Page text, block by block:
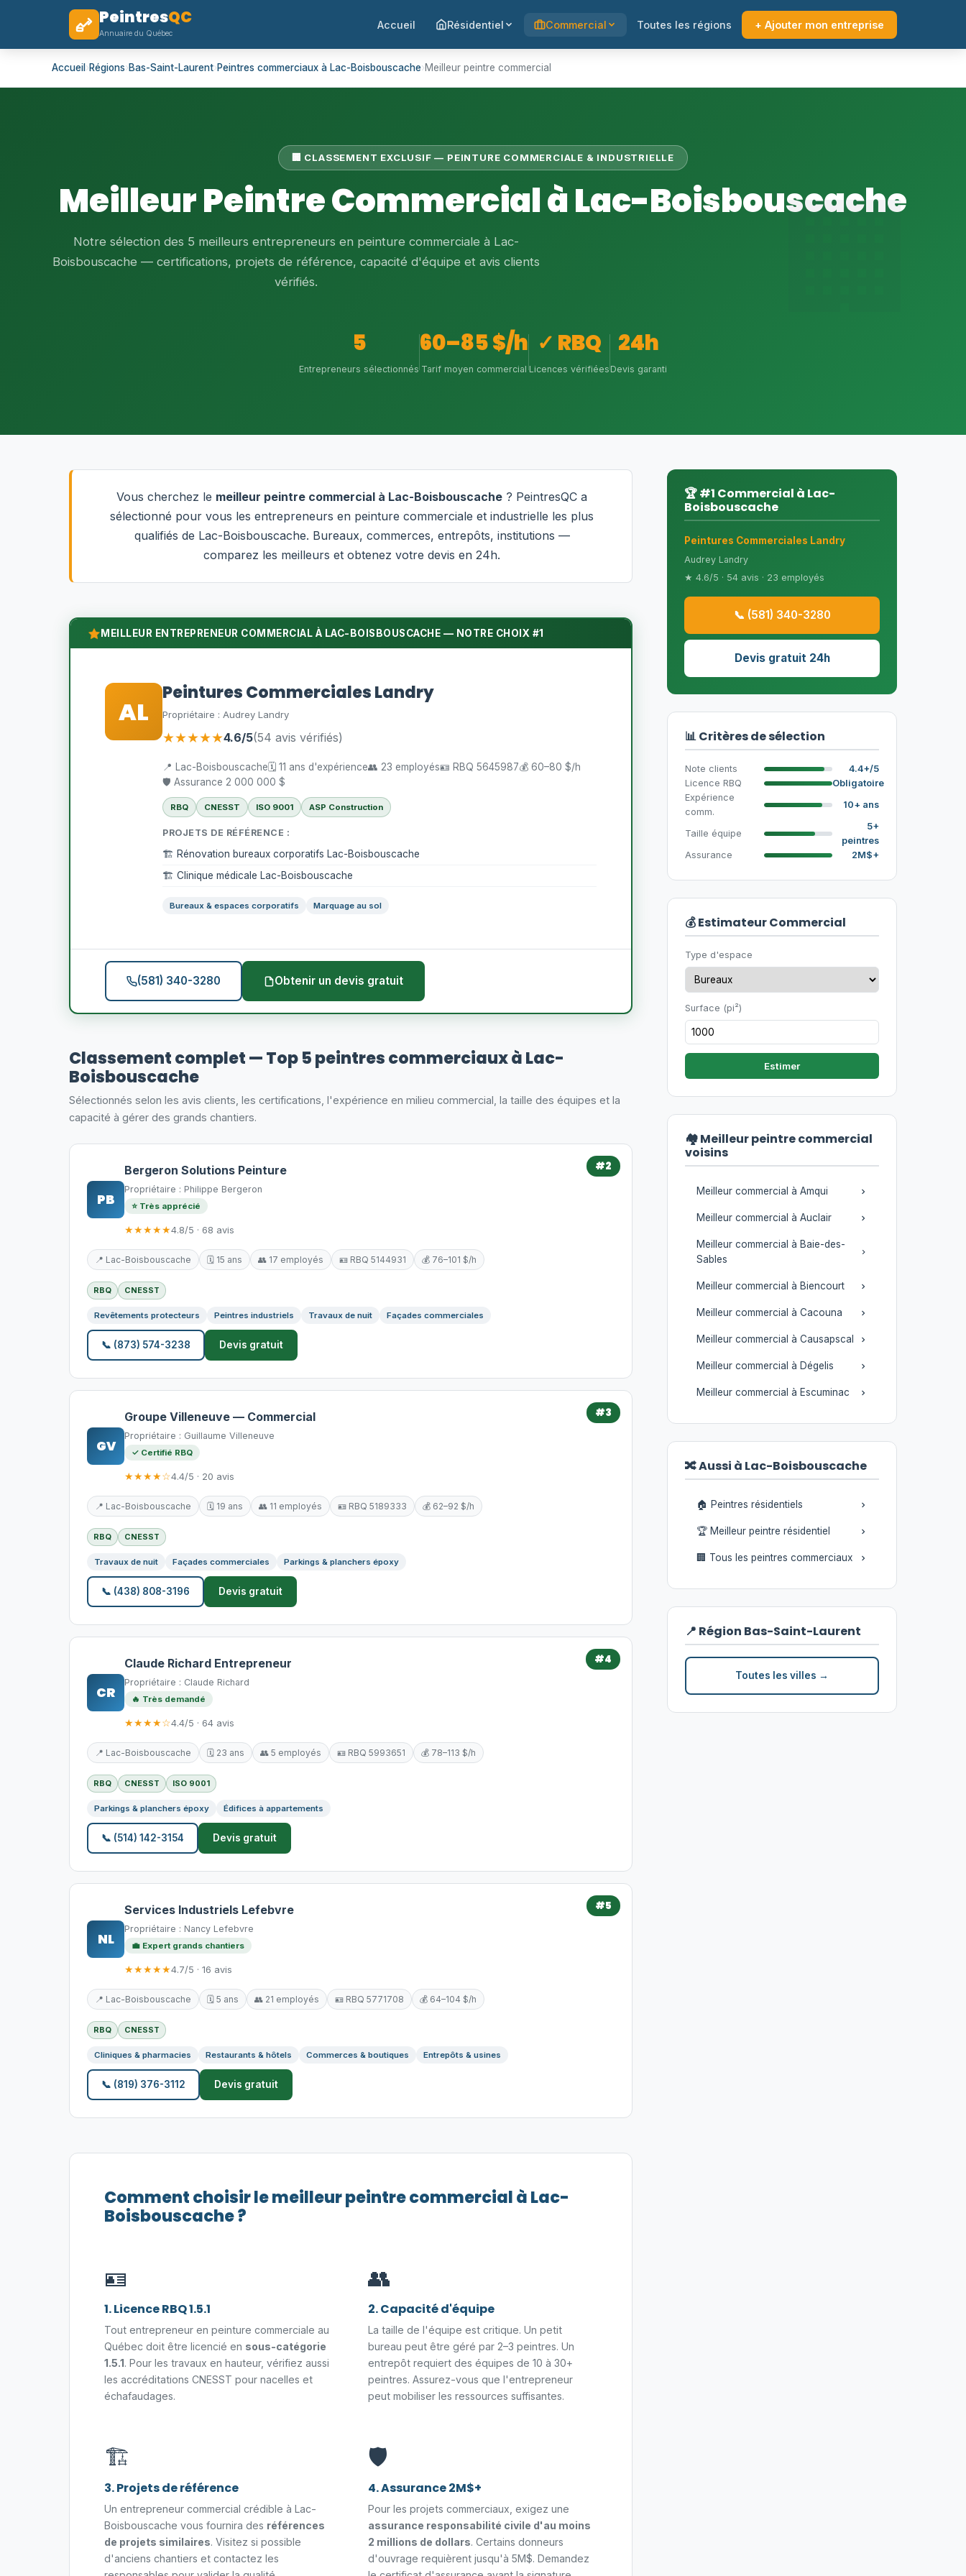
PeintresQC
Annuaire du Québec
Accueil Résidentiel Commercial Toutes les régions + Ajouter mon entreprise
Accueil ›Régions›Bas-Saint-Laurent›Peintres commerciaux à Lac-Boisbouscache›Meilleur peintre commercial
🏢 CLASSEMENT EXCLUSIF — PEINTURE COMMERCIALE & INDUSTRIELLE
Meilleur Peintre Commercial à Lac-Boisbouscache
Notre sélection des 5 meilleurs entrepreneurs en peinture commerciale à Lac-
Boisbouscache — certifications, projets de référence, capacité d'équipe et avis clients
vérifiés.
5
Entrepreneurs sélectionnés
60–85 $/h
Tarif moyen commercial
✓ RBQ
Licences vérifiées
24h
Devis garanti
Vous cherchez le meilleur peintre commercial à Lac-Boisbouscache ? PeintresQC a
sélectionné pour vous les entrepreneurs en peinture commerciale et industrielle les plus
qualifiés de Lac-Boisbouscache. Bureaux, commerces, entrepôts, institutions —
comparez les meilleurs et obtenez votre devis en 24h.
MEILLEUR ENTREPRENEUR COMMERCIAL À LAC-BOISBOUSCACHE — NOTRE CHOIX #1
AL
Peintures Commerciales Landry
Propriétaire : Audrey Landry
★★★★★4.6/5(54 avis vérifiés)
📍 Lac-Boisbouscache🗓️ 11 ans d'expérience👥 23 employés🪪 RBQ 5645987💰 60–80 $/h
🛡️ Assurance 2 000 000 $
RBQ CNESST ISO 9001 ASP Construction
PROJETS DE RÉFÉRENCE :
🏗️ Rénovation bureaux corporatifs Lac-Boisbouscache
🏗️ Clinique médicale Lac-Boisbouscache
Bureaux & espaces corporatifs Marquage au sol
(581) 340-3280 Obtenir un devis gratuit
Classement complet — Top 5 peintres commerciaux à Lac-
Boisbouscache
Sélectionnés selon les avis clients, les certifications, l'expérience en milieu commercial, la taille des équipes et la
capacité à gérer des grands chantiers.
#2
PB
Bergeron Solutions Peinture
Propriétaire : Philippe Bergeron
⭐ Très apprécié
★★★★★4.8/5 · 68 avis
📍 Lac-Boisbouscache 🗓️ 15 ans 👥 17 employés 🪪 RBQ 5144931 💰 76–101 $/h
RBQ CNESST
Revêtements protecteurs Peintres industriels Travaux de nuit Façades commerciales
📞 (873) 574-3238 Devis gratuit
#3
GV
Groupe Villeneuve — Commercial
Propriétaire : Guillaume Villeneuve
✓ Certifié RBQ
★★★★☆4.4/5 · 20 avis
📍 Lac-Boisbouscache 🗓️ 19 ans 👥 11 employés 🪪 RBQ 5189333 💰 62–92 $/h
RBQ CNESST
Travaux de nuit Façades commerciales Parkings & planchers époxy
📞 (438) 808-3196 Devis gratuit
#4
CR
Claude Richard Entrepreneur
Propriétaire : Claude Richard
🔥 Très demandé
★★★★☆4.4/5 · 64 avis
📍 Lac-Boisbouscache 🗓️ 23 ans 👥 5 employés 🪪 RBQ 5993651 💰 78–113 $/h
RBQ CNESST ISO 9001
Parkings & planchers époxy Édifices à appartements
📞 (514) 142-3154 Devis gratuit
#5
NL
Services Industriels Lefebvre
Propriétaire : Nancy Lefebvre
💼 Expert grands chantiers
★★★★★4.7/5 · 16 avis
📍 Lac-Boisbouscache 🗓️ 5 ans 👥 21 employés 🪪 RBQ 5771708 💰 64–104 $/h
RBQ CNESST
Cliniques & pharmacies Restaurants & hôtels Commerces & boutiques Entrepôts & usines
📞 (819) 376-3112 Devis gratuit
Comment choisir le meilleur peintre commercial à Lac-
Boisbouscache ?
🪪
1. Licence RBQ 1.5.1
Tout entrepreneur en peinture commerciale au
Québec doit être licencié en sous-catégorie
1.5.1. Pour les travaux en hauteur, vérifiez aussi
les accréditations CNESST pour nacelles et
échafaudages.
👥
2. Capacité d'équipe
La taille de l'équipe est critique. Un petit
bureau peut être géré par 2–3 peintres. Un
entrepôt requiert des équipes de 10 à 30+
peintres. Assurez-vous que l'entrepreneur
peut mobiliser les ressources suffisantes.
🏗️
3. Projets de référence
Un entrepreneur commercial crédible à Lac-
Boisbouscache vous fournira des références
de projets similaires. Visitez si possible
d'anciens chantiers et contactez les
🛡️
4. Assurance 2M$+
Pour les projets commerciaux, exigez une
assurance responsabilité civile d'au moins
2 millions de dollars. Certains donneurs
d'ouvrage requièrent jusqu'à 5M$. Demandez
🏆 #1 Commercial à Lac-
Boisbouscache
Peintures Commerciales Landry
Audrey Landry
★ 4.6/5 · 54 avis · 23 employés
📞 (581) 340-3280
Devis gratuit 24h
📊 Critères de sélection
Note clients
4.4+/5
Licence RBQ
Obligatoire
Expérience
comm.
10+ ans
Taille équipe
5+
peintres
Assurance
2M$+
💰 Estimateur Commercial
Type d'espace
Surface (pi²)
Estimer
🏘️ Meilleur peintre commercial
voisins
Meilleur commercial à Amqui
Meilleur commercial à Auclair
Meilleur commercial à Baie-des-
Sables
Meilleur commercial à Biencourt
Meilleur commercial à Cacouna
Meilleur commercial à Causapscal
Meilleur commercial à Dégelis
Meilleur commercial à Escuminac
🔀 Aussi à Lac-Boisbouscache
🏠 Peintres résidentiels
🏆 Meilleur peintre résidentiel
🏢 Tous les peintres commerciaux
📍 Région Bas-Saint-Laurent
Toutes les villes →